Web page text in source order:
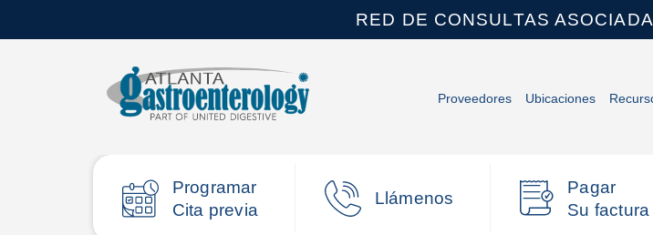
RED DE CONSULTAS
Proveedores Ubicaciones
Programar
Cita previa
Llámenos
Pagar
Su factura